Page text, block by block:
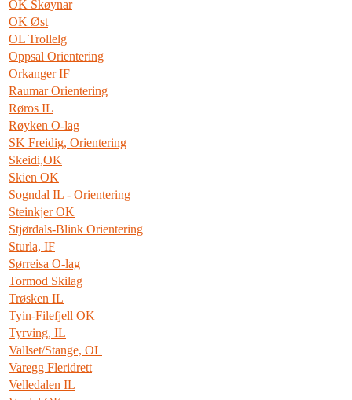
OK Skøynar
OK Øst
OL Trollelg
Oppsal Orientering
Orkanger IF
Raumar Orientering
Røros IL
Røyken O-lag
SK Freidig, Orientering
Skeidi,OK
Skien OK
Sogndal IL - Orientering
Steinkjer OK
Stjørdals-Blink Orientering
Sturla, IF
Sørreisa O-lag
Tormod Skilag
Trøsken IL
Tyin-Filefjell OK
Tyrving, IL
Vallset/Stange, OL
Varegg Fleridrett
Velledalen IL